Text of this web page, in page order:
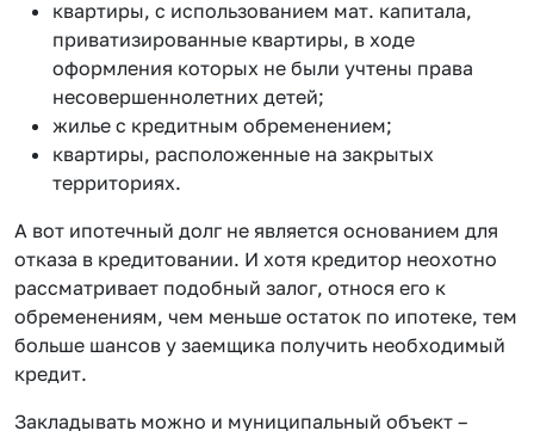
квартиры, с использованием мат. капитала,
приватизированные квартиры, в ходе
оформления которых не были учтены права
несовершеннолетних детей;
жилье с кредитным обременением;
квартиры, расположенные на закрытых
территориях.
А вот ипотечный долг не является основанием для
отказа в кредитовании. И хотя кредитор неохотно
рассматривает подобный залог, относя его к
обременениям, чем меньше остаток по ипотеке, тем
больше шансов у заемщика получить необходимый
кредит.
Закладывать можно и муниципальный объект –